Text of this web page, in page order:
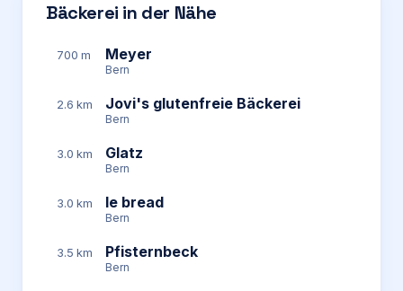
Bäckerei in der Nähe
700 m Meyer
Bern
2.6 km Jovi's glutenfreie Bäckerei
Bern
3.0 km Glatz
Bern
3.0 km le bread
Bern
3.5 km Pfisternbeck
Bern